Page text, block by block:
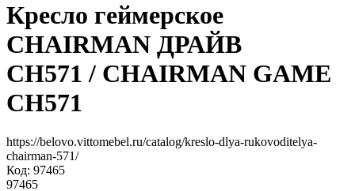
Кресло геймерское
CHAIRMAN ДРАЙВ
CH571 / CHAIRMAN GAME
CH571
https://belovo.vittomebel.ru/catalog/kreslo-dlya-rukovoditelya-
chairman-571/
Код: 97465
97465